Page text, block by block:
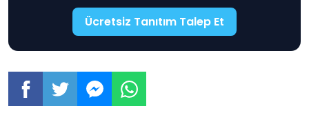
Ücretsiz Tanıtım Talep Et
Dans
Okulu
Yönetim
Dans
Okulu
Yönetim
Dans
Okulu
Yönetim
Dans
Okulu
Yönetim